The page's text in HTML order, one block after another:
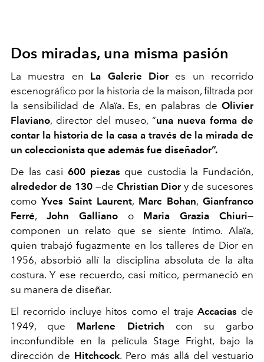
Dos miradas, una misma pasión
La muestra en La Galerie Dior es un recorrido
escenográfico por la historia de la maison, filtrada por
la sensibilidad de Alaïa. Es, en palabras de Olivier
Flaviano, director del museo, “una nueva forma de
contar la historia de la casa a través de la mirada de
un coleccionista que además fue diseñador”.
De las casi 600 piezas que custodia la Fundación,
alrededor de 130—de Christian Diory de sucesores
comoYves Saint Laurent, Marc Bohan,Gianfranco
Ferré, John Gallianoo Maria Grazia Chiuri—
componen un relato que se siente íntimo. Alaïa,
quien trabajó fugazmente en los talleres de Dior en
1956, absorbió allí la disciplina absoluta de la alta
costura. Y ese recuerdo, casi mítico, permaneció en
su manera de diseñar.
El recorrido incluye hitos como el trajeAccacias de
1949, que Marlene Dietrich con su garbo
inconfundible en la película Stage Fright, bajo la
dirección de Hitchcock. Pero más allá del vestuario